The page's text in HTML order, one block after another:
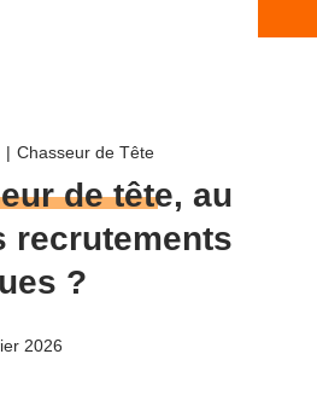
Chasseur de Tête
de tête, au
recrutements
?
2026